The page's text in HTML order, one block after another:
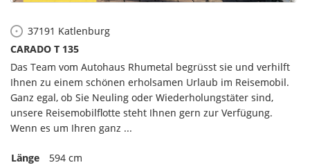
37191 Katlenburg
CARADO T 135
Das Team vom Autohaus Rhumetal begrüsst sie und verhilft
Ihnen zu einem schönen erholsamen Urlaub im Reisemobil.
Ganz egal, ob Sie Neuling oder Wiederholungstäter sind,
unsere Reisemobilflotte steht Ihnen gern zur Verfügung.
Wenn es um Ihren ganz ...
Länge
594 cm